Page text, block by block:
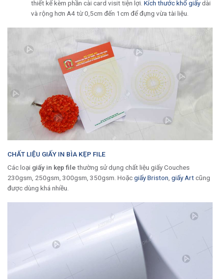
thiết kế kèm phần cài card visit tiện lợi. Kích thước khổ giấydài
và rộng hơn A4 từ 0,5cm đến 1cm để đựng vừa tài liệu.
CHẤT LIỆU GIẤY IN BÌA KẸP FILE
Các loại giấy in kẹp filethường sử dụng chất liệu giấy Couches
230gsm, 250gsm, 300gsm, 350gsm. Hoặcgiấy Briston, giấy Artcũng
được dùng khá nhiều.